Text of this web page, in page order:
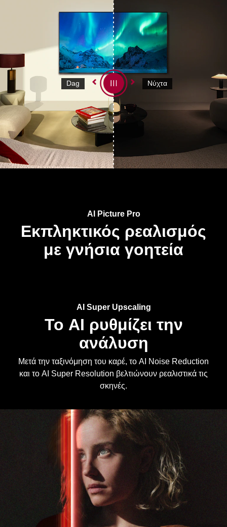
Dag Νύχτα
Εκπληκτικός ρεαλισμός
με γνήσια γοητεία
Το AI ρυθμίζει την
ανάλυση
Μετά την ταξινόμηση του καρέ, το AI Noise Reduction
και το AI Super Resolution βελτιώνουν ρεαλιστικά τις
σκηνές.